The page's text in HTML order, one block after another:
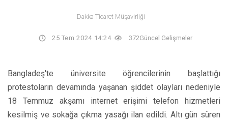
Dakka Ticaret Müşavirliği
25 Tem 2024 14:24 372Güncel Gelişmeler
Bangladeş'te üniversite öğrencilerinin başlattığı
protestoların devamında yaşanan şiddet olayları nedeniyle
18 Temmuz akşamı internet erişimi telefon hizmetleri
kesilmiş ve sokağa çıkma yasağı ilan edildi. Altı gün süren